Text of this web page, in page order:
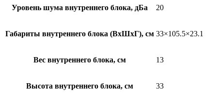
Уровень шума внутреннего блока, дБа 20
Габариты внутреннего блока (ВхШхГ), см 33×105.5×23.1
Вес внутреннего блока, см 13
Высота внутреннего блока, см 33